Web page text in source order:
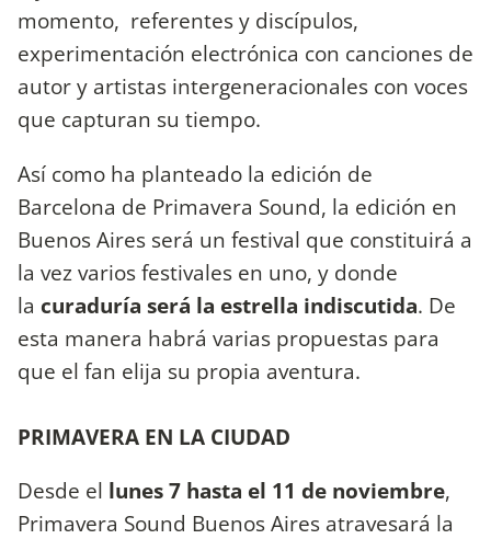
momento, referentes y discípulos,
experimentación electrónica con canciones de
autor y artistas intergeneracionales con voces
que capturan su tiempo.
Así como ha planteado la edición de
Barcelona de Primavera Sound, la edición en
Buenos Aires será un festival que constituirá a
la vez varios festivales en uno, y donde
la curaduría será la estrella indiscutida. De
esta manera habrá varias propuestas para
que el fan elija su propia aventura.
PRIMAVERA EN LA CIUDAD
Desde el lunes 7 hasta el 11 de noviembre,
Primavera Sound Buenos Aires atravesará la